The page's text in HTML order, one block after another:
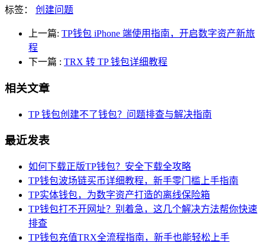
标签： 创建问题
上一篇: TP钱包 iPhone 端使用指南，开启数字资产新旅
程
下一篇 : TRX 转 TP 钱包详细教程
相关文章
TP 钱包创建不了钱包？问题排查与解决指南
最近发表
如何下载正版TP钱包？安全下载全攻略
TP钱包波场链买币详细教程，新手零门槛上手指南
TP实体钱包，为数字资产打造的离线保险箱
TP钱包打不开网址？别着急，这几个解决方法帮你快速
排查
TP钱包充值TRX全流程指南，新手也能轻松上手